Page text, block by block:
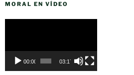
MORAL EN VÍDEO
00:00 03:17